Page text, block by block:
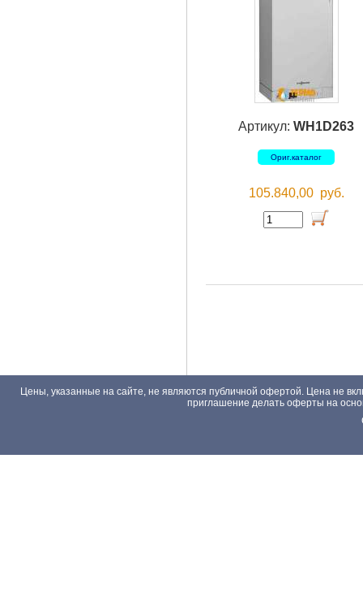
Артикул: WH1D263
Ориг.каталог
105.840,00 руб.
Цены, указанные на сайте, не являются публичной офертой. Цена не
приглашение делать оферты на